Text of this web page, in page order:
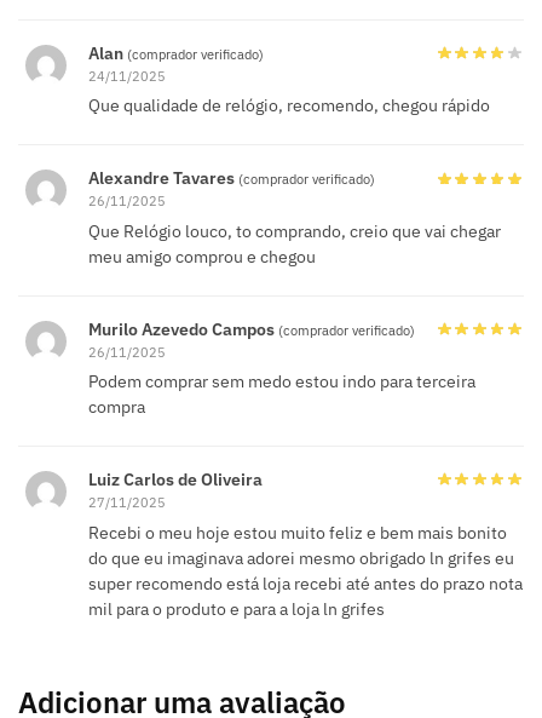
Alan (comprador verificado)
24/11/2025
Que qualidade de relógio, recomendo, chegou rápido
Alexandre Tavares (comprador verificado)
26/11/2025
Que Relógio louco, to comprando, creio que vai chegar
meu amigo comprou e chegou
Murilo Azevedo Campos (comprador verificado)
26/11/2025
Podem comprar sem medo estou indo para terceira
compra
Luiz Carlos de Oliveira
27/11/2025
Recebi o meu hoje estou muito feliz e bem mais bonito
do que eu imaginava adorei mesmo obrigado ln grifes eu
super recomendo está loja recebi até antes do prazo nota
mil para o produto e para a loja ln grifes
Adicionar uma avaliação